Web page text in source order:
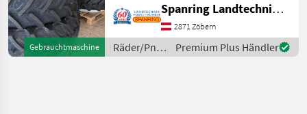
Gebrauchtmaschine
Anbauteilen passend für
alle Traktore INVENTUR -
ABVERKAUF Räder/Pne
Spanring Landtechnik Gmbh
2871 Zöbern
Räder/Pneu/Felgen
/ Trinker
Premium Plus Händler